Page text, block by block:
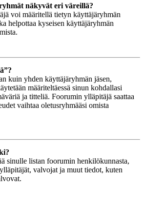
näkyvät eri väreillä?
voi määritellä tietyn käyttäjäryhmän
helpottaa kyseisen käyttäjäryhmän
kuin yhden käyttäjäryhmän jäsen,
määriteltäessä sinun kohdallasi
ja titteliä. Foorumin ylläpitäjä saattaa
vaihtaa oletusryhmääsi omista
sinulle listan foorumin henkilökunnasta,
valvojat ja muut tiedot, kuten